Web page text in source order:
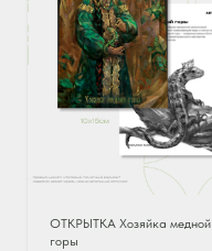
ОТКРЫТКА Хозяйка медной
горы